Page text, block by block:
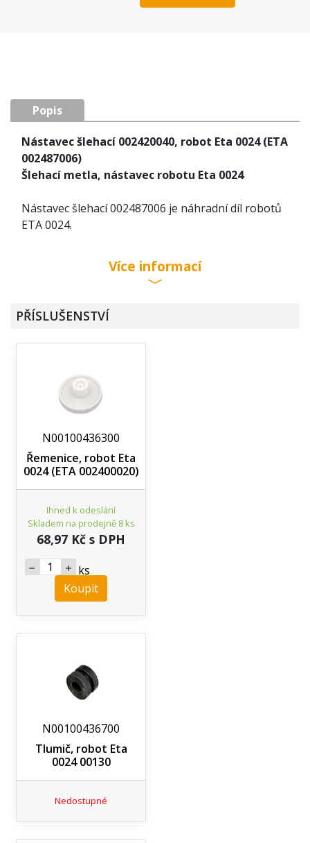
Popis
Nástavec šlehací 002420040, robot Eta 0024 (ETA
002487006)
Šlehací metla, nástavec robotu Eta 0024
Nástavec šlehací 002487006 je náhradní díl robotů
ETA 0024.
Více informací
PŘÍSLUŠENSTVÍ
N00100436300
Řemenice, robot Eta
0024 (ETA 002400020)
Ihned k odeslání
Skladem na prodejně 8 ks
68,97 Kč s DPH
ks
Koupit
N00100436700
Tlumič, robot Eta
0024 00130
Nedostupné